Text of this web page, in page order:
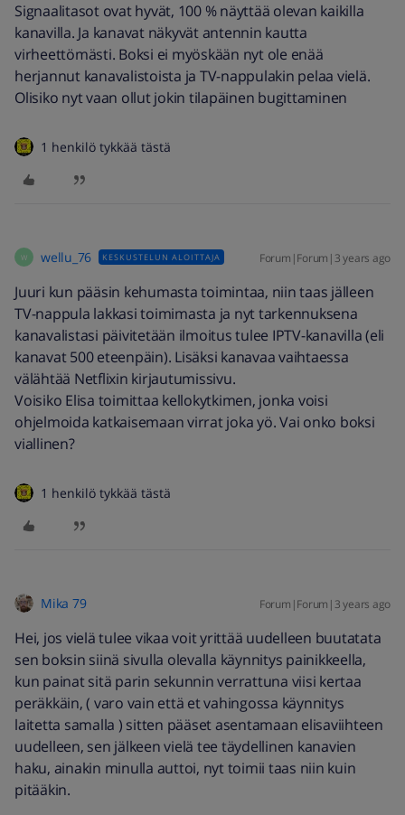
Signaalitasot ovat hyvät, 100 % näyttää olevan kaikilla
kanavilla. Ja kanavat näkyvät antennin kautta
virheettömästi. Boksi ei myöskään nyt ole enää
herjannut kanavalistoista ja TV-nappulakin pelaa vielä.
Olisiko nyt vaan ollut jokin tilapäinen bugittaminen
1 henkilö tykkää tästä
W wellu_76 KESKUSTELUN ALOITTAJA Forum|Forum|3 years ago
Juuri kun pääsin kehumasta toimintaa, niin taas jälleen
TV-nappula lakkasi toimimasta ja nyt tarkennuksena
kanavalistasi päivitetään ilmoitus tulee IPTV-kanavilla (eli
kanavat 500 eteenpäin). Lisäksi kanavaa vaihtaessa
välähtää Netflixin kirjautumissivu.
Voisiko Elisa toimittaa kellokytkimen, jonka voisi
ohjelmoida katkaisemaan virrat joka yö. Vai onko boksi
viallinen?
1 henkilö tykkää tästä
Mika 79 Forum|Forum|3 years ago
Hei, jos vielä tulee vikaa voit yrittää uudelleen buutatata
sen boksin siinä sivulla olevalla käynnitys painikkeella,
kun painat sitä parin sekunnin verrattuna viisi kertaa
peräkkäin, ( varo vain että et vahingossa käynnitys
laitetta samalla ) sitten pääset asentamaan elisaviihteen
uudelleen, sen jälkeen vielä tee täydellinen kanavien
haku, ainakin minulla auttoi, nyt toimii taas niin kuin
pitääkin.